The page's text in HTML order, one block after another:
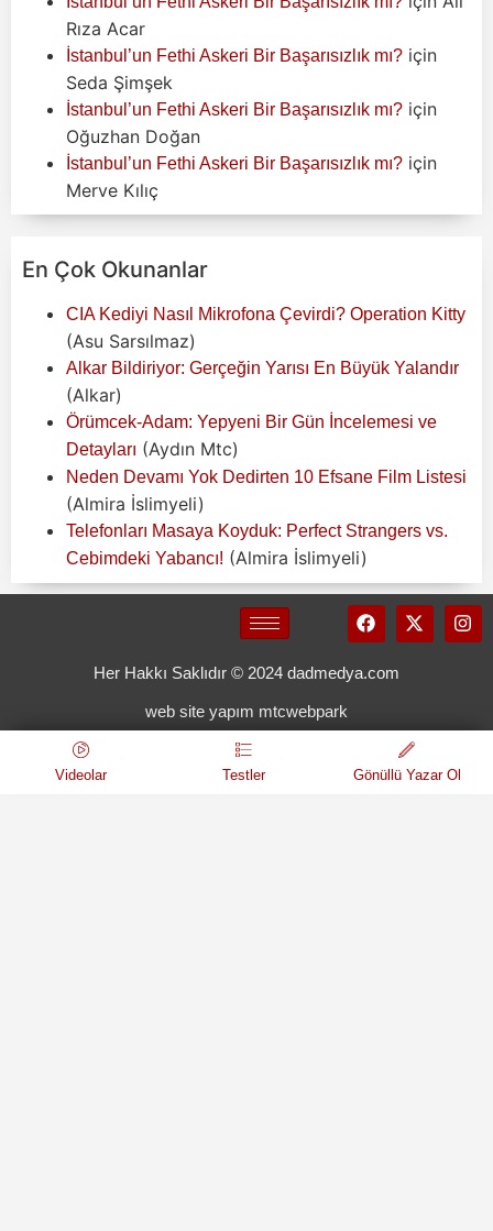
Rıza Acar
İstanbul’un Fethi Askeri Bir Başarısızlık mı? için
Seda Şimşek
İstanbul’un Fethi Askeri Bir Başarısızlık mı? için
Oğuzhan Doğan
İstanbul’un Fethi Askeri Bir Başarısızlık mı? için
Merve Kılıç
En Çok Okunanlar
CIA Kediyi Nasıl Mikrofona Çevirdi? Operation Kitty
(Asu Sarsılmaz)
Alkar Bildiriyor: Gerçeğin Yarısı En Büyük Yalandır
(Alkar)
Örümcek-Adam: Yepyeni Bir Gün İncelemesi ve
Detayları (Aydın Mtc)
Neden Devamı Yok Dedirten 10 Efsane Film Listesi
(Almira İslimyeli)
Telefonları Masaya Koyduk: Perfect Strangers vs.
Cebimdeki Yabancı! (Almira İslimyeli)
Her Hakkı Saklıdır © 2024 dadmedya.com
web site yapım mtcwebpark
Videolar Testler Gönüllü Yazar Ol